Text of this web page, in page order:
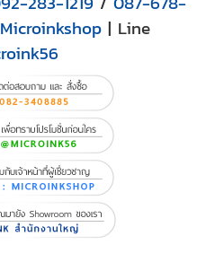
Microinkshop| Line